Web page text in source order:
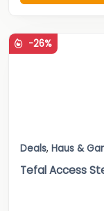
-26%
Deals, Haus &
Tefal Access